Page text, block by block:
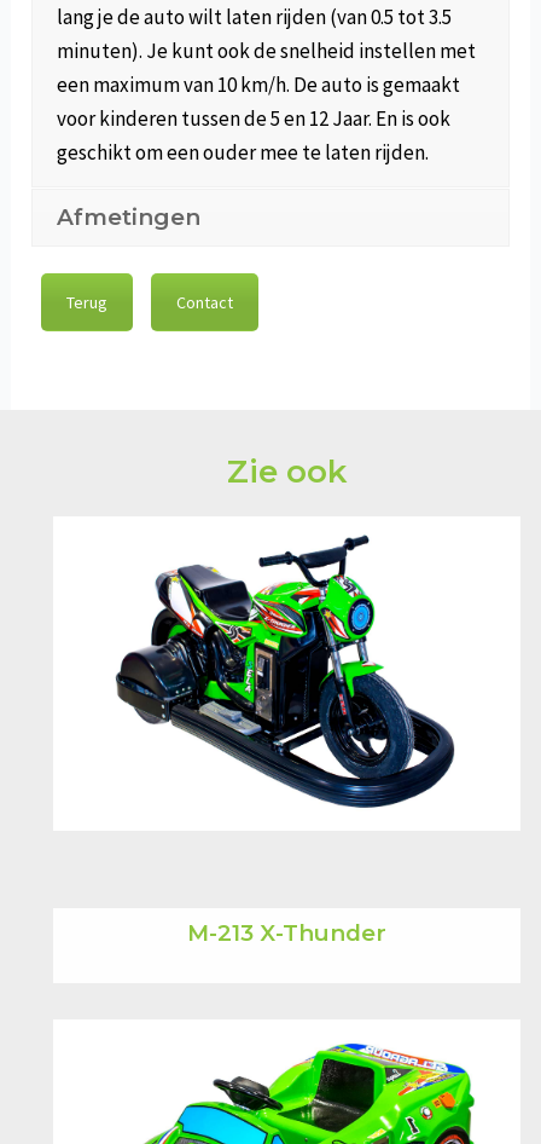
lang je de auto wilt laten rijden (van 0.5 tot 3.5
minuten). Je kunt ook de snelheid instellen met
een maximum van 10 km/h. De auto is gemaakt
voor kinderen tussen de 5 en 12 Jaar. En is ook
geschikt om een ouder mee te laten rijden.
Afmetingen
Terug Contact
Zie ook
M-213 X-Thunder